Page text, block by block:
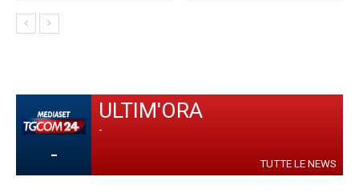
-
ULTIM'ORA
-
TUTTE LE NEWS